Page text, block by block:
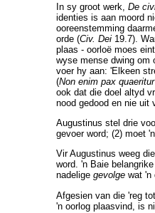
In sy groot werk, De
identies is aan moord
ooreenstemming
orde (Civ. Dei 19.7).
plaas - oorloë moes
wyse mense dwing om
voer hy aan: 'Elkeen
(Non enim pax
ook dat die doel altyd
nood gedood en nie uit
Augustinus stel drie
gevoer word; (2) moet
Vir Augustinus weeg
word. 'n Baie
nadelige gevolge wat 'n
Afgesien van die 'reg
'n oorlog plaasvind, is